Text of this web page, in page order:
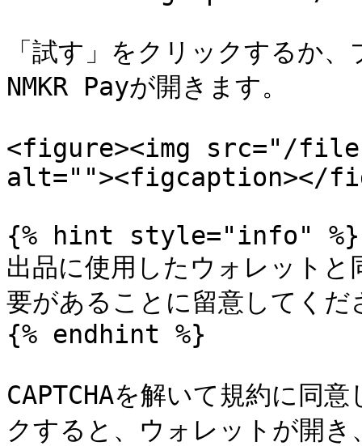
「試す」をクリックするか
NMKR Payが開きます。
<figure><img src="/files/
alt=""><figcaption></
{% hint style="info" %}
出品に使用したウォレット
要があることに留意してくだ
{% endhint %}
CAPTCHAを解いて規約に同
クすると、ウォレットが開